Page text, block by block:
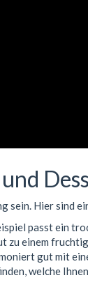
Hier sind
passt ein
zu einem
gut mit
welche